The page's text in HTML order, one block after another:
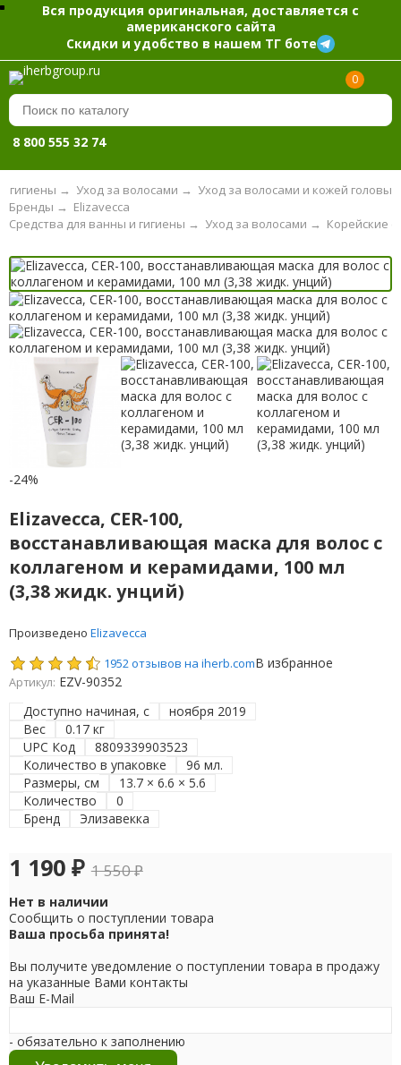
Вся продукция оригинальная, доставляется с
американского сайта
Скидки и удобство в нашем ТГ боте
0
8 800 555 32 74
гигиены → Уход за волосами → Уход за волосами и кожей головы
Elizavecca
Бренды →
Корейские
Уход за волосами →
Средства для ванны и гигиены →
-24%
Elizavecca, CER-100,
восстанавливающая маска для волос с
коллагеном и керамидами, 100 мл
(3,38 жидк. унций)
Произведено Elizavecca
1952 отзывов на iherb.comВ избранное
Артикул: EZV-90352
Доступно начиная, с
ноября 2019
Вес
0.17 кг
UPC Код
8809339903523
Количество в упаковке
96 мл.
Размеры, см
13.7 × 6.6 × 5.6
Количество
0
Бренд
Элизавекка
1 190 ₽ 1 550₽
Нет в наличии
Сообщить о поступлении товара
Ваша просьба принята!
Вы получите уведомление о поступлении товара в продажу
на указанные Вами контакты
Ваш E-Mail
- обязательно к заполнению